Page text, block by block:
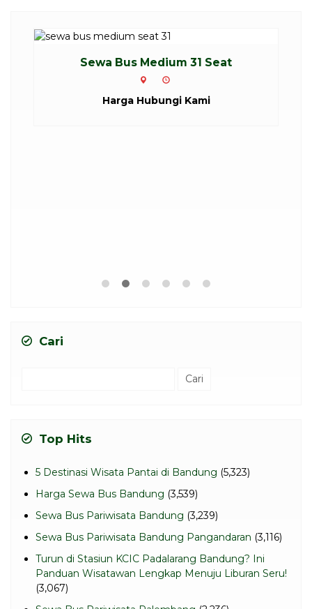
Cari
Top Hits
5 Destinasi Wisata Pantai di Bandung (5,323)
Harga Sewa Bus Bandung (3,539)
Sewa Bus Pariwisata Bandung (3,239)
Sewa Bus Pariwisata Bandung Pangandaran (3,116)
Turun di Stasiun KCIC Padalarang Bandung? Ini
Panduan Wisatawan Lengkap Menuju Liburan Seru!
(3,067)